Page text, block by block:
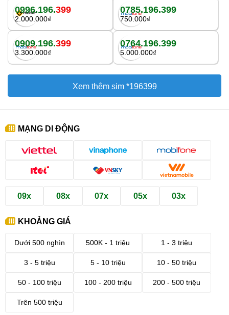
0996.196.399
2.000.000₫
0785.196.399
750.000₫
0909.196.399
3.300.000₫
0764.196.399
5.000.000₫
Xem thêm sim *196399
MẠNG DI ĐỘNG
09x 08x 07x 05x 03x
KHOẢNG GIÁ
Dưới 500 nghìn 500K - 1 triệu 1 - 3 triệu
3 - 5 triệu 5 - 10 triệu 10 - 50 triệu
50 - 100 triệu 100 - 200 triệu 200 - 500 triệu
Trên 500 triệu